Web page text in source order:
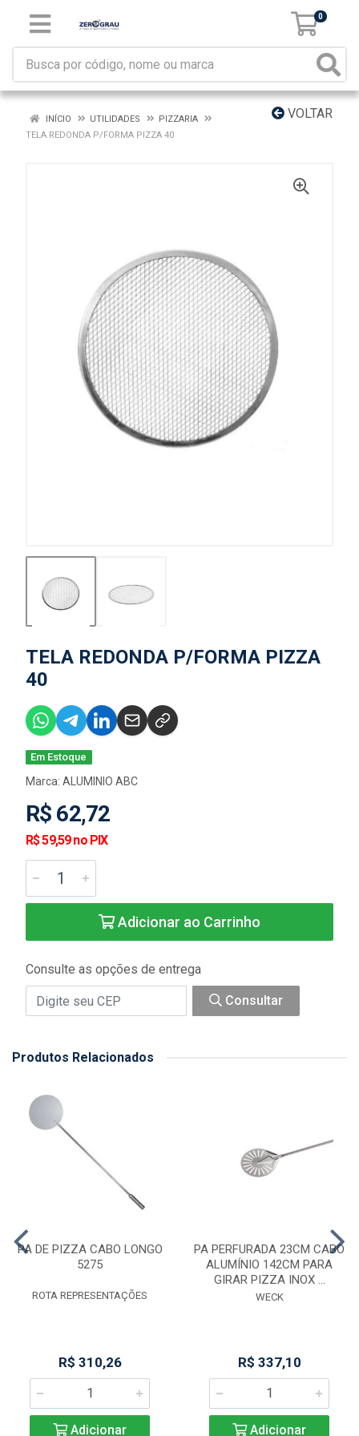
0
VOLTAR
INÍCIO UTILIDADES
PIZZARIA
TELA REDONDA P/FORMA PIZZA 40
TELA REDONDA P/FORMA PIZZA
40
Em Estoque
Marca: ALUMINIO ABC
R$ 62,72
R$ 59,59 no PIX
Adicionar ao Carrinho
Consulte as opções de entrega
Consultar
Produtos Relacionados
PA DE PIZZA CABO LONGO
5275
ROTA REPRESENTAÇÕES
R$ 310,26
Adicionar
PA PERFURADA 23CM CABO
ALUMÍNIO 142CM PARA
GIRAR PIZZA INOX ...
WECK
R$ 337,10
Adicionar